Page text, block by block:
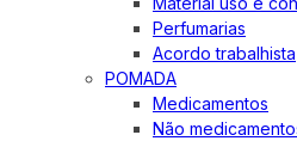
Perfumarias
Acordo trabalhista
POMADA
Medicamentos
Não